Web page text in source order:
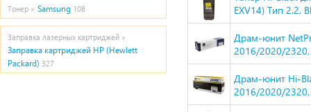
Тонер » Samsung 108
Заправка лазерных картриджей »
Заправка картриджей HP (Hewlett
Packard) 327
EXV14) Тип 2.2,
Драм-юнит
2016/2020/
Драм-юнит Hi-
2016/2020/